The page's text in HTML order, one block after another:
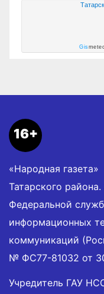
Татарск
Gis
16+
«Народная
Татарского
Федеральной
информационных
коммуникаций
№ ФС77-81032 от
Учредитель ГАУ